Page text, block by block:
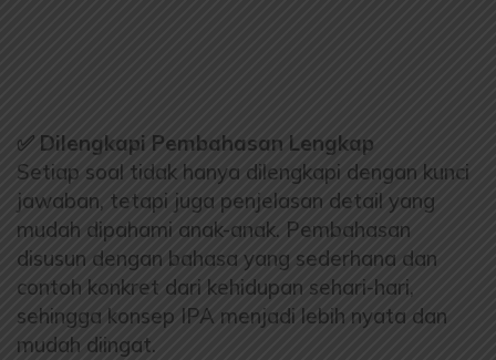
✅ Dilengkapi Pembahasan Lengkap
Setiap soal tidak hanya dilengkapi dengan kunci
jawaban, tetapi juga penjelasan detail yang
mudah dipahami anak-anak. Pembahasan
disusun dengan bahasa yang sederhana dan
contoh konkret dari kehidupan sehari-hari,
sehingga konsep IPA menjadi lebih nyata dan
mudah diingat.